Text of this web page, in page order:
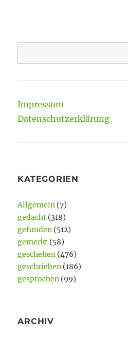
Impressum
Datenschutzerklärung
KATEGORIEN
Allgemein (7)
gedacht (318)
gefunden (512)
gemerkt (58)
geschehen (476)
geschrieben (186)
gesprochen (99)
ARCHIV